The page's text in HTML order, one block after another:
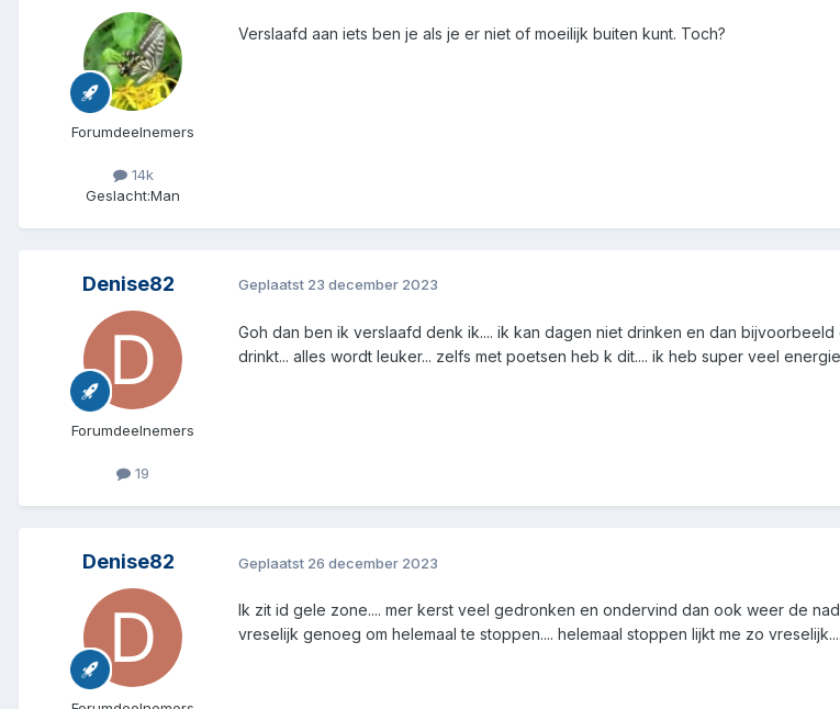
Forumdeelnemers
14k
Geslacht:Man
Verslaafd aan iets ben je als je er niet of moeilijk buiten kunt. Toch?
Denise82
Forumdeelnemers
19
Geplaatst 23 december 2023
Goh dan ben ik verslaafd denk ik.... ik kan dagen niet drinken en dan
drinkt... alles wordt leuker... zelfs met poetsen heb k dit.... ik heb super veel
Denise82 Geplaatst 26 december 2023
Ik zit id gele zone.... mer kerst veel gedronken en ondervind dan ook weer de
vreselijk genoeg om helemaal te stoppen.... helemaal stoppen lijkt me zo